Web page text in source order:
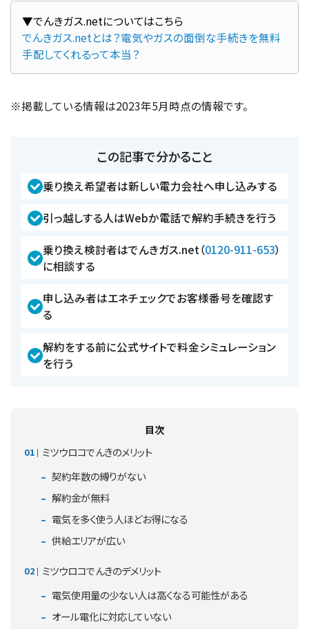
でんきガス.netとは？電気やガスの面倒な手続きを無料
手配してくれるって本当？
※掲載している情報は2023年5月時点の情報です。
この記事で分かること
乗り換え希望者は新しい電力会社へ申し込みする
引っ越しする人はWebか電話で解約手続きを行う
乗り換え検討者はでんきガス.net（0120-911-653）
に相談する
申し込み者はエネチェックでお客様番号を確認す
る
解約をする前に公式サイトで料金シミュレーション
を行う
目次
ミツウロコでんきのメリット
契約年数の縛りがない
解約金が無料
電気を多く使う人ほどお得になる
供給エリアが広い
ミツウロコでんきのデメリット
電気使用量の少ない人は高くなる可能性がある
オール電化に対応していない